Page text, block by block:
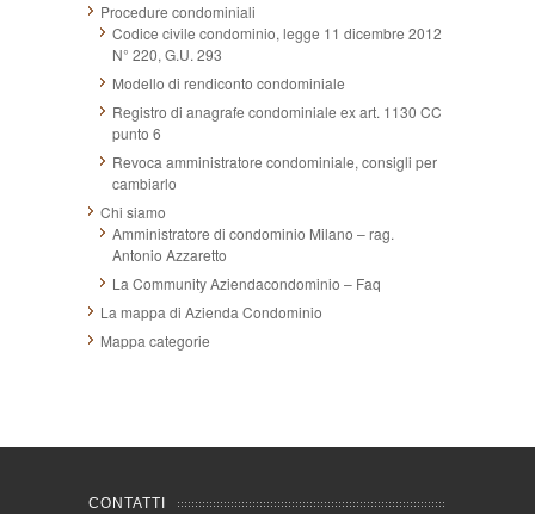
Procedure condominiali
Codice civile condominio, legge 11 dicembre 2012
N° 220, G.U. 293
Modello di rendiconto condominiale
Registro di anagrafe condominiale ex art. 1130 CC
punto 6
Revoca amministratore condominiale, consigli per
cambiarlo
Chi siamo
Amministratore di condominio Milano – rag.
Antonio Azzaretto
La Community Aziendacondominio – Faq
La mappa di Azienda Condominio
Mappa categorie
CONTATTI